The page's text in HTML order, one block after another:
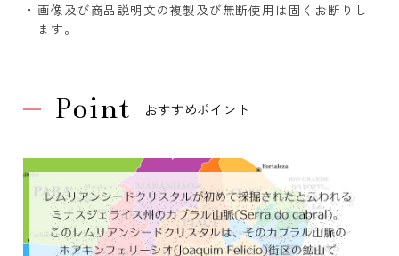
画像及び商品説明文の複製及び無断使用は固くお断りし
ます。
Point おすすめポイント